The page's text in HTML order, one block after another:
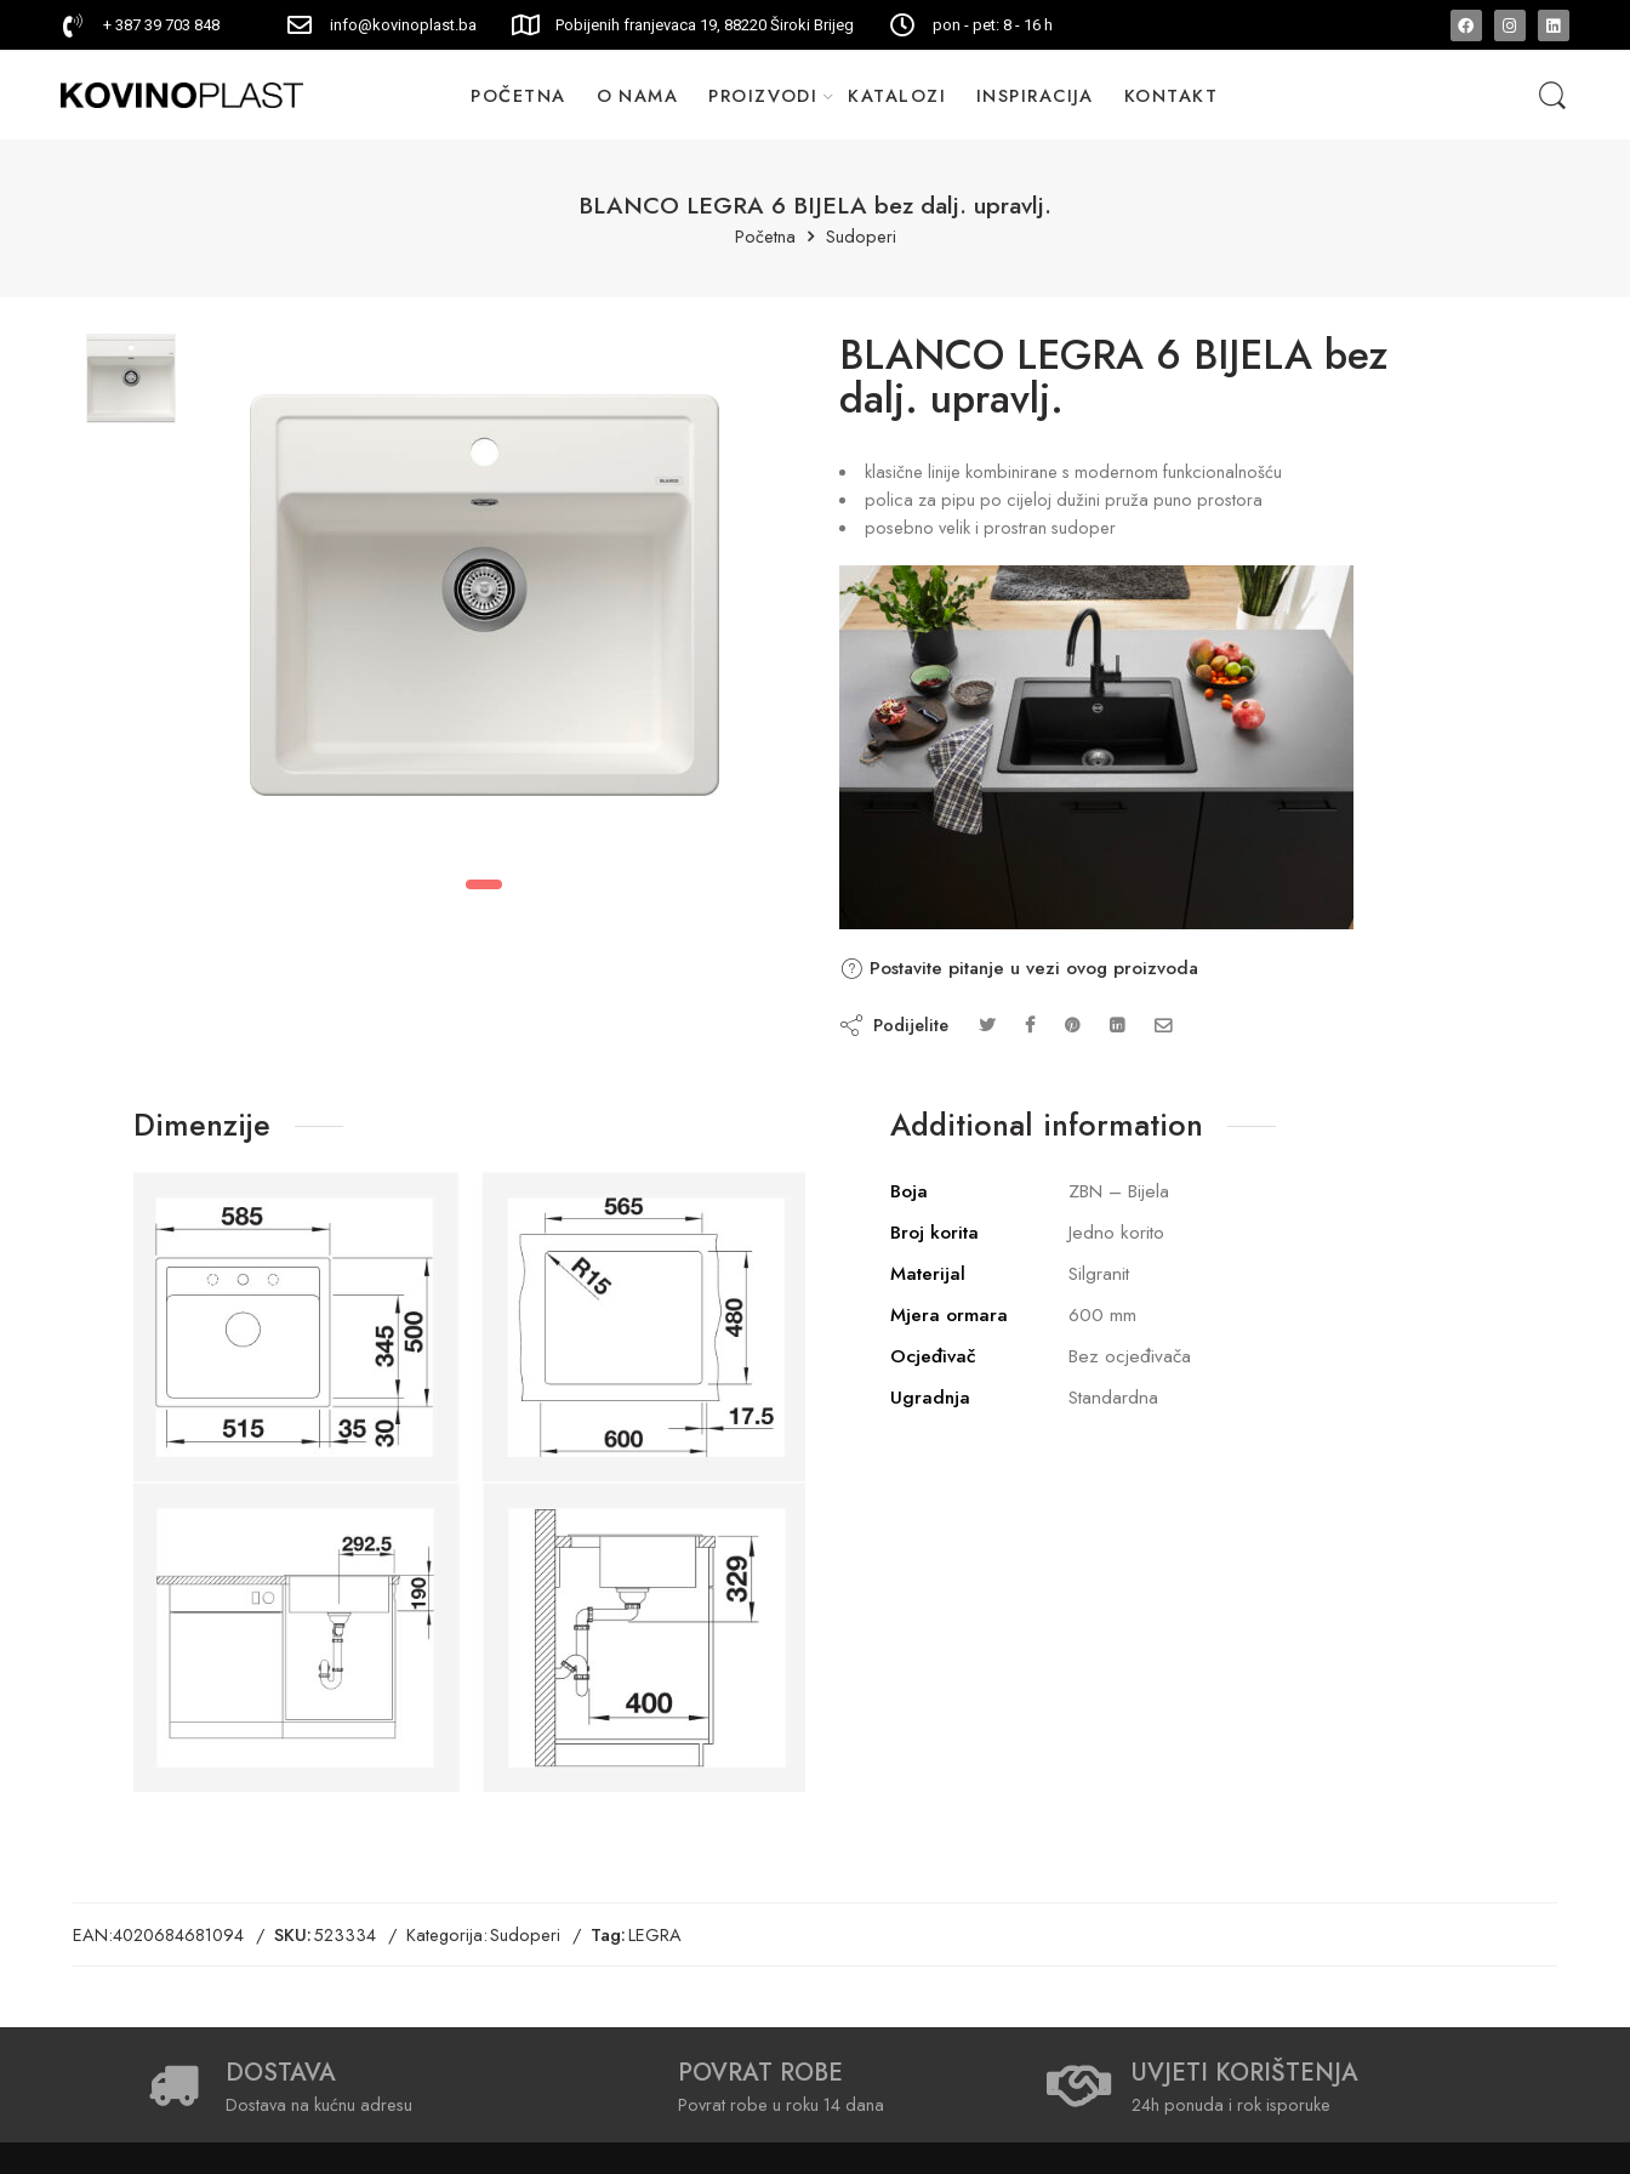
+ 387 39 703 848 info@kovinoplast.ba Pobijenih franjevaca 19, 88220 Široki Brijeg pon - pet: 8 - 16 h
POČETNA O NAMA PROIZVODI KATALOZI INSPIRACIJA KONTAKT
BLANCO LEGRA 6 BIJELA bez dalj. upravlj.
Početna Sudoperi
BLANCO LEGRA 6 BIJELA bez
dalj. upravlj.
klasične linije kombinirane s modernom funkcionalnošću
polica za pipu po cijeloj dužini pruža puno prostora
posebno velik i prostran sudoper
Postavite pitanje u vezi ovog proizvoda
Podijelite
Dimenzije Additional information
Boja
ZBN – Bijela
Broj korita
Jedno korito
Materijal
Silgranit
Mjera ormara
600 mm
Ocjeđivač
Bez ocjeđivača
Ugradnja
Standardna
EAN:4020684681094 SKU:523334 Kategorija:Sudoperi Tag:LEGRA
DOSTAVA
Dostava na kućnu adresu
POVRAT ROBE
Povrat robe u roku 14 dana
UVJETI KORIŠTENJA
24h ponuda i rok isporuke